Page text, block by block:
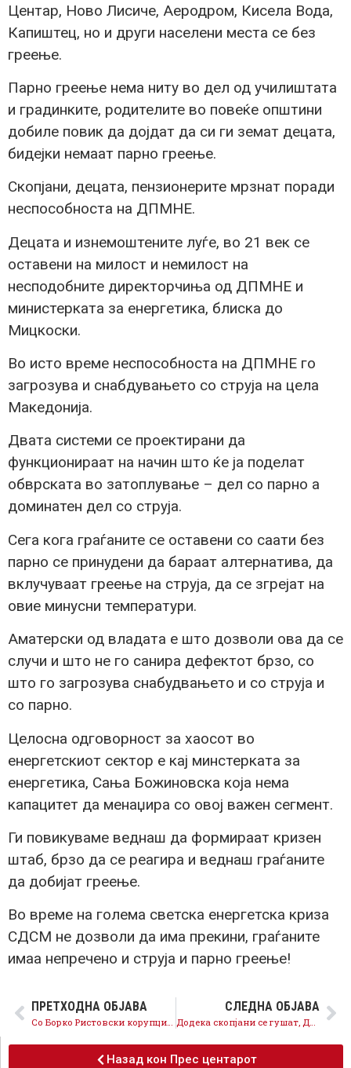
Центар, Ново Лисиче, Аеродром, Кисела Вода,
Капиштец, но и други населени места се без
греење.
Парно греење нема ниту во дел од училиштата
и градинките, родителите во повеќе општини
добиле повик да дојдат да си ги земат децата,
бидејки немаат парно греење.
Скопјани, децата, пензионерите мрзнат поради
неспособноста на ДПМНЕ.
Децата и изнемоштените луѓе, во 21 век се
оставени на милост и немилост на
несподобните директорчиња од ДПМНЕ и
министерката за енергетика, блиска до
Мицкоски.
Во исто време неспособноста на ДПМНЕ го
загрозува и снабдувањето со струја на цела
Македонија.
Двата системи се проектирани да
функционираат на начин што ќе ја поделат
обврската во затоплување – дел со парно а
доминатен дел со струја.
Сега кога граѓаните се оставени со саати без
парно се принудени да бараат алтернатива, да
вклучуваат греење на струја, да се згрејат на
овие минусни температури.
Аматерски од владата е што дозволи ова да се
случи и што не го санира дефектот брзо, со
што го загрозува снабудвањето и со струја и
со парно.
Целосна одговорност за хаосот во
енергетскиот сектор е кај минстерката за
енергетика, Сања Божиновска која нема
капацитет да менаџира со овој важен сегмент.
Ги повикуваме веднаш да формираат кризен
штаб, брзо да се реагира и веднаш граѓаните
да добијат греење.
Во време на голема светска енергетска криза
СДСМ не дозволи да има прекини, граѓаните
имаа непречено и струја и парно греење!
ПРЕТХОДНА ОБЈАВА СЛЕДНА ОБЈАВА
Додека скопјани се гушат, ДПМНЕ ги намали парите за чист воздух во Буџетот на Скопје за 10 пати
Назад кон Прес центарот